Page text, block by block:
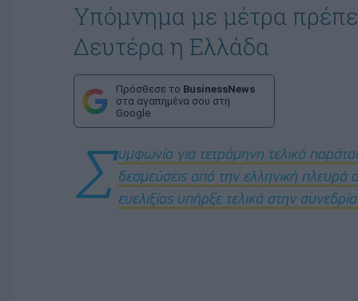
Υπόμνημα με μέτρα
Δευτέρα η Ελλάδα
Πρόσθεσε το BusinessNews
στα αγαπημένα σου στη
Google
Σ υμφωνία για τετράμηνη τελικά
δεσμεύσεις από την ελληνική πλευρά
ευελιξίας υπήρξε τελικά στην